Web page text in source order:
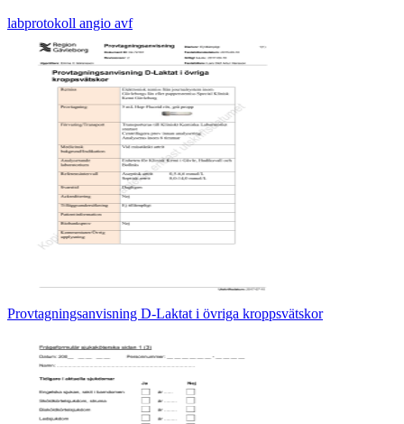
labprotokoll angio avf
Provtagningsanvisning D-Laktat i övriga kroppsvätskor